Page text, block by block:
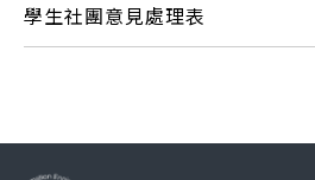
學生社團意見處理表